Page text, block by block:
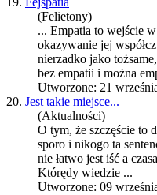
(Felietony)
... Empatia to wejście
okazywanie jej
nierzadko jako
bez empatii i można
Utworzone: 21
20. Jest takie miejsce...
(Aktualności)
O tym, że szczęście to
sporo i nikogo ta
nie łatwo jest iść a
Którędy wiedzie ...
Utworzone: 09